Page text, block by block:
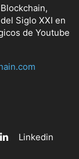
Siglo XXI en
de Youtube
Linkedin